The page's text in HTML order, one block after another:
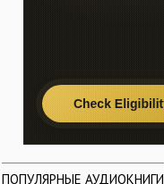
ПОПУЛЯРНЫЕ АУДИОКНИГИ